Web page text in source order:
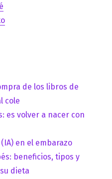
de los libros de
cole
es volver a nacer con
en el embarazo
beneficios, tipos y
dieta